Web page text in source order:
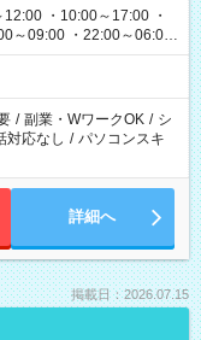
・10:00～17:00 ・
～09:00 ・22:00～06:00
/ 副業・WワークOK / シ
対応なし / パソコンスキ
詳細へ
掲載日：2026.07.15